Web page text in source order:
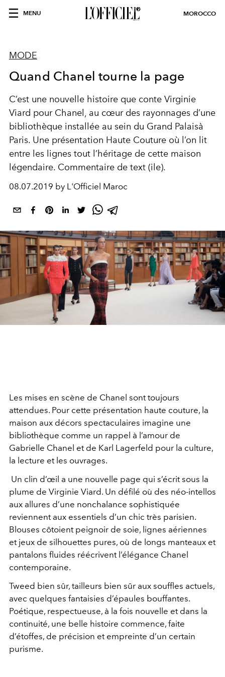
MENU MOROCCO
MODE
Quand Chanel tourne la page
C’est une nouvelle histoire que conte Virginie
Viard pour Chanel, au cœur des rayonnages d’une
bibliothèque installée au sein du Grand Palaisà
Paris. Une présentation Haute Couture où l’on lit
entre les lignes tout l’héritage de cette maison
légendaire. Commentaire de text (ile).
08.07.2019 by L'Officiel Maroc
Les mises en scène de Chanel sont toujours
attendues. Pour cette présentation haute couture, la
maison aux décors spectaculaires imagine une
bibliothèque comme un rappel à l’amour de
Gabrielle Chanel et de Karl Lagerfeld pour la culture,
la lecture et les ouvrages.
Un clin d’œil a une nouvelle page qui s’écrit sous la
plume de Virginie Viard. Un défilé où des néo-intellos
aux allures d’une nonchalance sophistiquée
reviennent aux essentiels d’un chic très parisien.
Blouses côtoient peignoir de soie, lignes aériennes
et jeux de silhouettes pures, où de longs manteaux et
pantalons fluides réécrivent l’élégance Chanel
contemporaine.
Tweed bien sûr, tailleurs bien sûr aux souffles actuels,
avec quelques fantaisies d’épaules bouffantes.
Poétique, respectueuse, à la fois nouvelle et dans la
continuité, une belle histoire commence, faite
d’étoffes, de précision et empreinte d’un certain
purisme.